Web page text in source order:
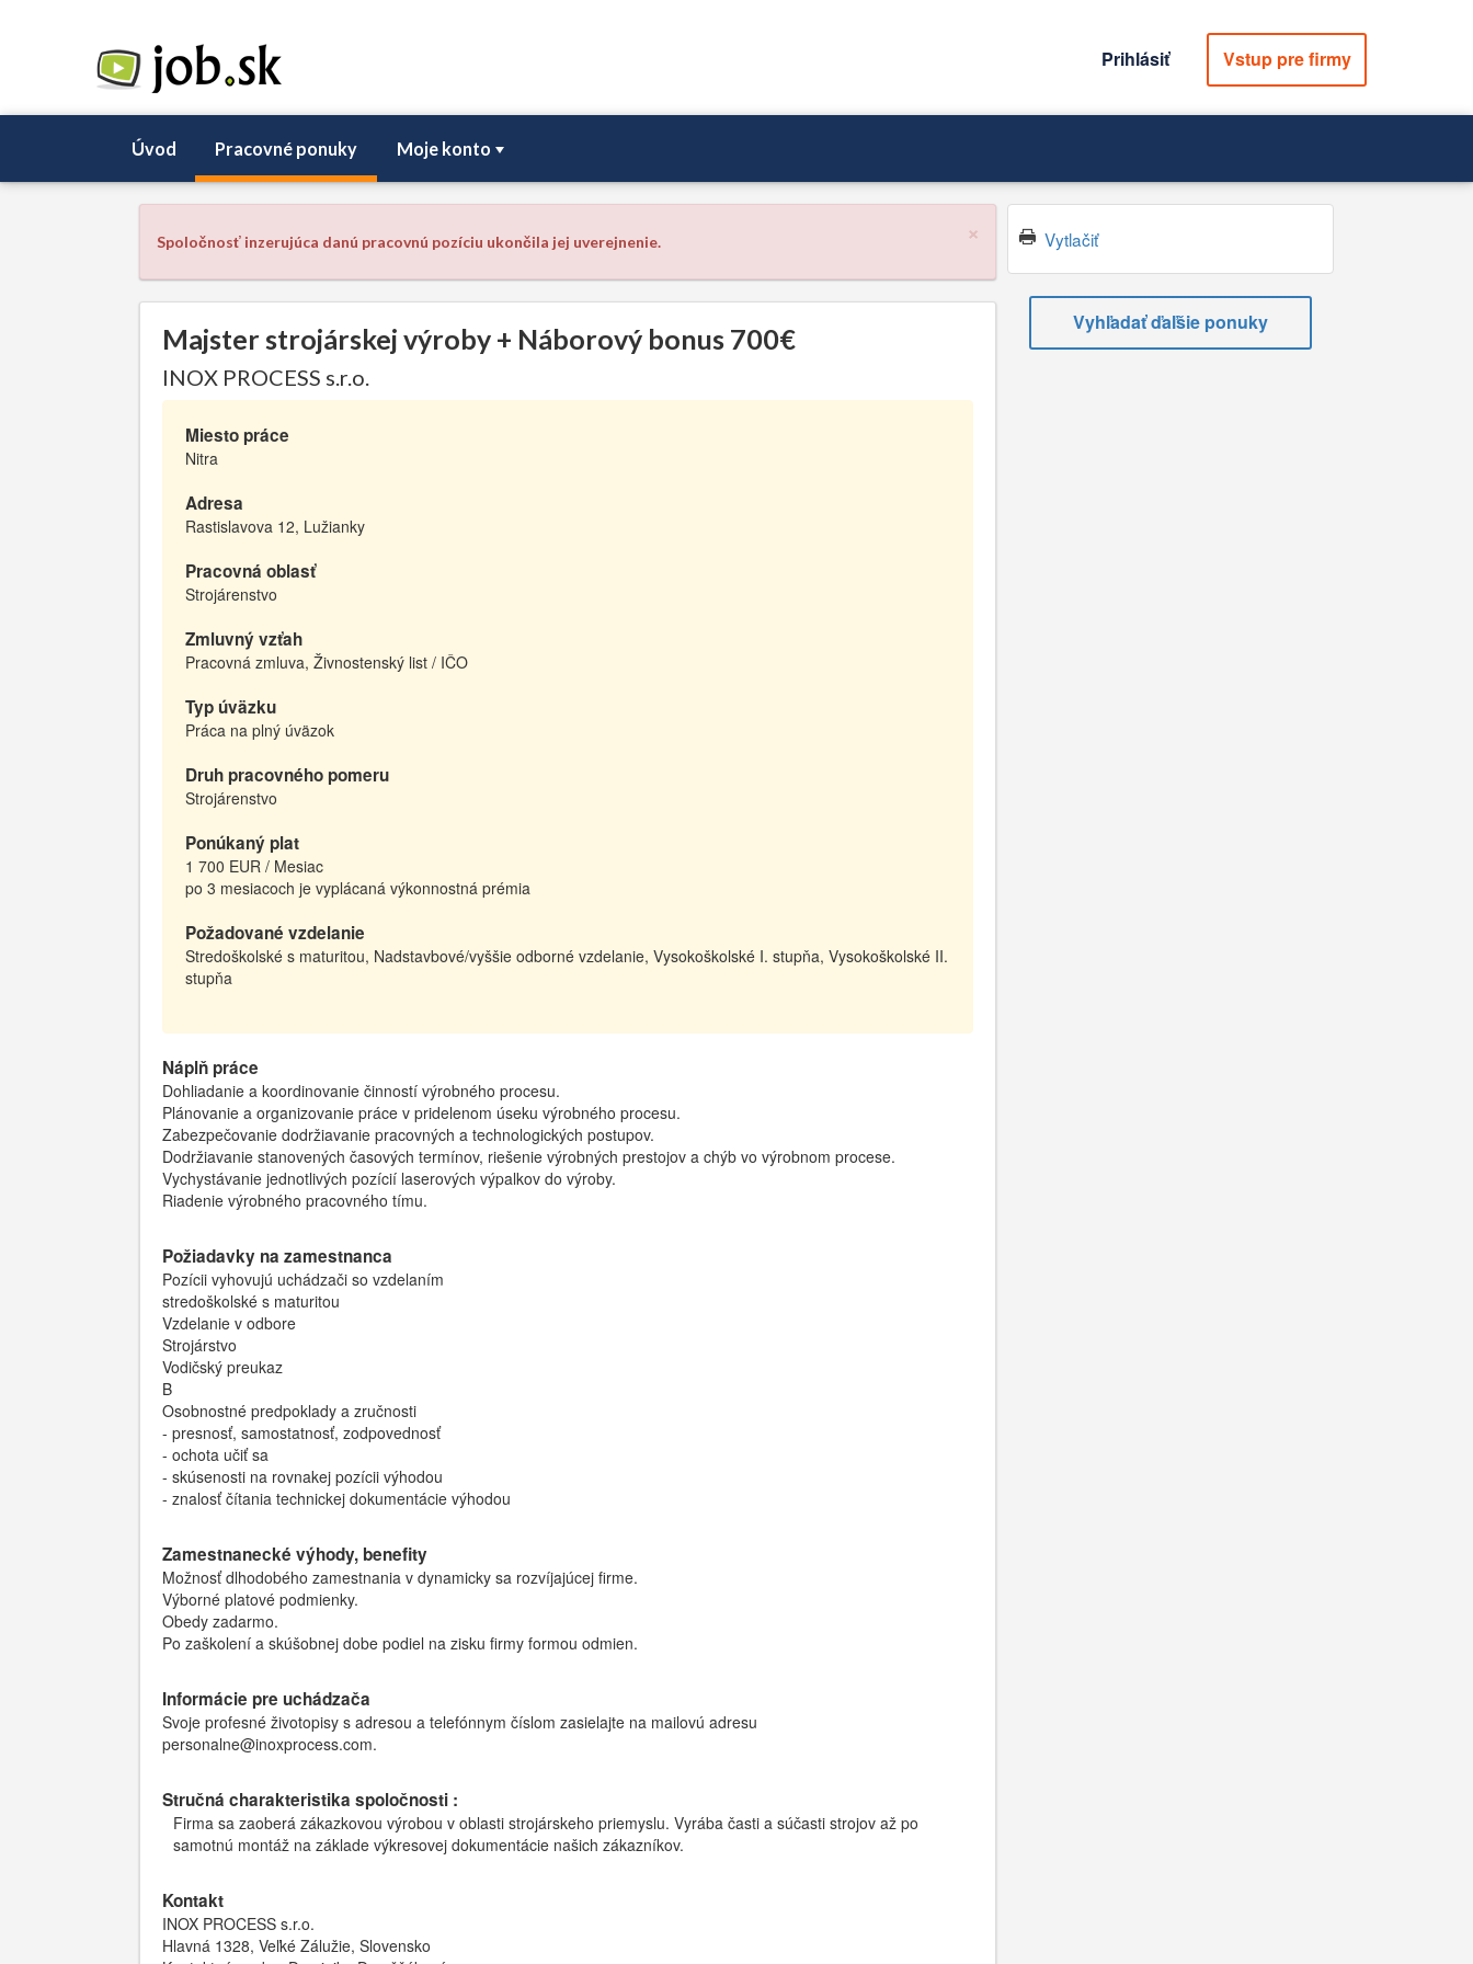
Prihlásiť Vstup pre firmy
Úvod Pracovné ponuky Moje konto
×
Spoločnosť inzerujúca danú pracovnú pozíciu ukončila jej uverejnenie.
Majster strojárskej výroby + Náborový bonus 700€
INOX PROCESS s.r.o.
Miesto práce
Nitra
Adresa
Rastislavova 12, Lužianky
Pracovná oblasť
Strojárenstvo
Zmluvný vzťah
Pracovná zmluva, Živnostenský list / IČO
Typ úväzku
Práca na plný úväzok
Druh pracovného pomeru
Strojárenstvo
Ponúkaný plat
1 700 EUR / Mesiac
po 3 mesiacoch je vyplácaná výkonnostná prémia
Požadované vzdelanie
Stredoškolské s maturitou, Nadstavbové/vyššie odborné vzdelanie, Vysokoškolské I. stupňa, Vysokoškolské II.
stupňa
Náplň práce
Dohliadanie a koordinovanie činností výrobného procesu.
Plánovanie a organizovanie práce v pridelenom úseku výrobného procesu.
Zabezpečovanie dodržiavanie pracovných a technologických postupov.
Dodržiavanie stanovených časových termínov, riešenie výrobných prestojov a chýb vo výrobnom procese.
Vychystávanie jednotlivých pozícií laserových výpalkov do výroby.
Riadenie výrobného pracovného tímu.
Požiadavky na zamestnanca
Pozícii vyhovujú uchádzači so vzdelaním
stredoškolské s maturitou
Vzdelanie v odbore
Strojárstvo
Vodičský preukaz
B
Osobnostné predpoklady a zručnosti
- presnosť, samostatnosť, zodpovednosť
- ochota učiť sa
- skúsenosti na rovnakej pozícii výhodou
- znalosť čítania technickej dokumentácie výhodou
Zamestnanecké výhody, benefity
Možnosť dlhodobého zamestnania v dynamicky sa rozvíjajúcej firme.
Výborné platové podmienky.
Obedy zadarmo.
Po zaškolení a skúšobnej dobe podiel na zisku firmy formou odmien.
Informácie pre uchádzača
Svoje profesné životopisy s adresou a telefónnym číslom zasielajte na mailovú adresu
personalne@inoxprocess.com.
Stručná charakteristika spoločnosti :
Firma sa zaoberá zákazkovou výrobou v oblasti strojárskeho priemyslu. Vyrába časti a súčasti strojov až po
samotnú montáž na základe výkresovej dokumentácie našich zákazníkov.
Kontakt
INOX PROCESS s.r.o.
Hlavná 1328, Veľké Zálužie, Slovensko
Vytlačiť
Vyhľadať ďaľšie ponuky